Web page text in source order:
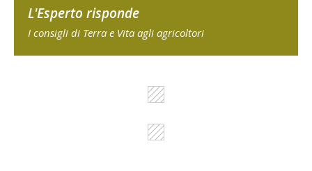
L'Esperto risponde
I consigli di Terra e Vita agli agricoltori